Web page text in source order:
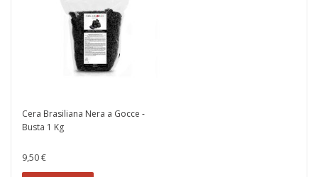
Cera Brasiliana Nera a Gocce -
Busta 1 Kg
9,50 €